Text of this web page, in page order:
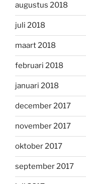
augustus 2018
juli 2018
maart 2018
februari 2018
januari 2018
december 2017
november 2017
oktober 2017
september 2017